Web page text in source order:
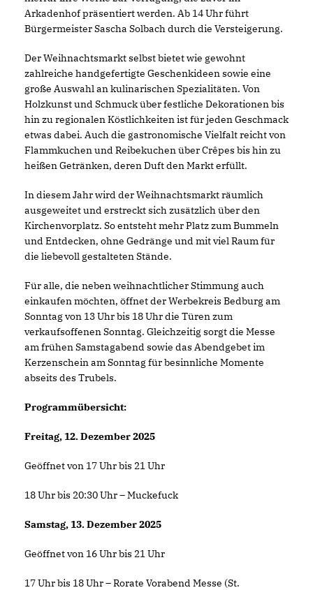
Arkadenhof präsentiert werden. Ab 14 Uhr führt
Bürgermeister Sascha Solbach durch die Versteigerung.
Der Weihnachtsmarkt selbst bietet wie gewohnt
zahlreiche handgefertigte Geschenkideen sowie eine
große Auswahl an kulinarischen Spezialitäten. Von
Holzkunst und Schmuck über festliche Dekorationen bis
hin zu regionalen Köstlichkeiten ist für jeden Geschmack
etwas dabei. Auch die gastronomische Vielfalt reicht von
Flammkuchen und Reibekuchen über Crêpes bis hin zu
heißen Getränken, deren Duft den Markt erfüllt.
In diesem Jahr wird der Weihnachtsmarkt räumlich
ausgeweitet und erstreckt sich zusätzlich über den
Kirchenvorplatz. So entsteht mehr Platz zum Bummeln
und Entdecken, ohne Gedränge und mit viel Raum für
die liebevoll gestalteten Stände.
Für alle, die neben weihnachtlicher Stimmung auch
einkaufen möchten, öffnet der Werbekreis Bedburg am
Sonntag von 13 Uhr bis 18 Uhr die Türen zum
verkaufsoffenen Sonntag. Gleichzeitig sorgt die Messe
am frühen Samstagabend sowie das Abendgebet im
Kerzenschein am Sonntag für besinnliche Momente
abseits des Trubels.
Programmübersicht:
Freitag, 12. Dezember 2025
Geöffnet von 17 Uhr bis 21 Uhr
18 Uhr bis 20:30 Uhr – Muckefuck
Samstag, 13. Dezember 2025
Geöffnet von 16 Uhr bis 21 Uhr
17 Uhr bis 18 Uhr – Rorate Vorabend Messe (St.